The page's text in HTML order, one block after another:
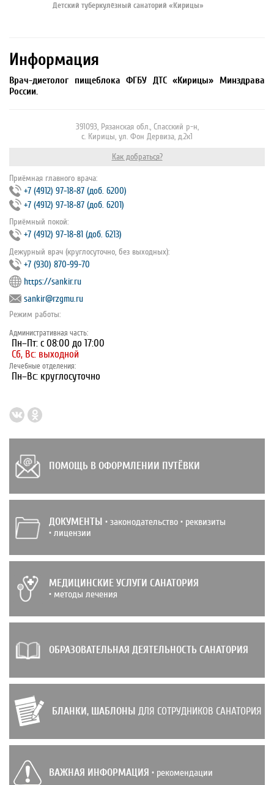
Детский туберкулёзный санаторий «Кирицы»
Информация
Врач-диетолог пищеблока ФГБУ ДТС «Кирицы» Минздрава
России.
391093, Рязанская обл., Спасский р-н,
с. Кирицы, ул. Фон Дервиза, д.2к1
Как добраться?
Приёмная главного врача:
+7 (4912) 97‐18‐87 (доб. 6200)
+7 (4912) 97‐18‐87 (доб. 6201)
Приёмный покой:
+7 (4912) 97‐18‐81 (доб. 6213)
Дежурный врач (круглосуточно, без выходных):
+7 (930) 870-99-70
https://sankir.ru
sankir@rzgmu.ru
Режим работы:
Административная часть:
Пн–Пт: с 08:00 до 17:00
Сб, Вс: выходной
Лечебные отделения:
Пн–Вс: круглосуточно
ПОМОЩЬ В ОФОРМЛЕНИИ ПУТЁВКИ
ДОКУМЕНТЫ • законодательство • реквизиты
• лицензии
МЕДИЦИНСКИЕ УСЛУГИ САНАТОРИЯ
• методы лечения
ОБРАЗОВАТЕЛЬНАЯ ДЕЯТЕЛЬНОСТЬ САНАТОРИЯ
БЛАНКИ, ШАБЛОНЫ ДЛЯ СОТРУДНИКОВ САНАТОРИЯ
ВАЖНАЯ ИНФОРМАЦИЯ • рекомендации